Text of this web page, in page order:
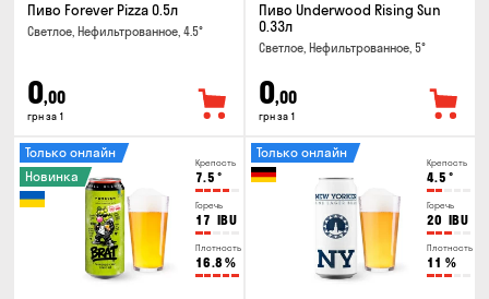
Пиво Forever Pizza 0.5л
Светлое, Нефильтрованное, 4.5°
0,00
грн за 1
Пиво Underwood Rising Sun
0.33л
Светлое, Нефильтрованное, 5°
0,00
грн за 1
Крепость
7.5 °
Горечь
17 IBU
Плотность
16.8 %
Только онлайн
Новинка
Крепость
4.5 °
Горечь
20 IBU
Плотность
11 %
Только онлайн